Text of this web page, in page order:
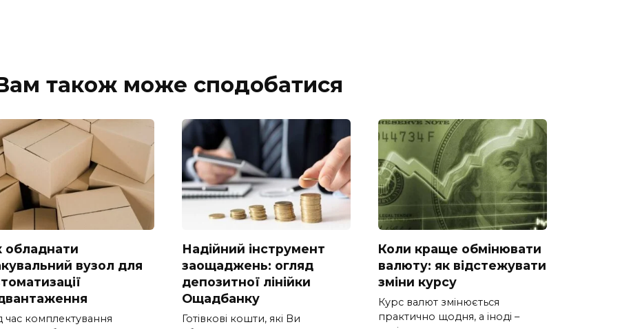
також може сподобатися
обладнати
вузол для
час комплектування
Надійний інструмент
заощаджень: огляд
депозитної лінійки
Ощадбанку
Готівкові кошти, які Ви
Коли краще обмінювати
валюту: як відстежувати
зміни курсу
Курс валют змінюється
практично щодня, а іноді –